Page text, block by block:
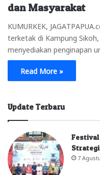
dan Masyarakat
KUMURKEK,
terketak di Kampung
menyediakan penginapan
Read More »
Update Terbaru
Festival
7